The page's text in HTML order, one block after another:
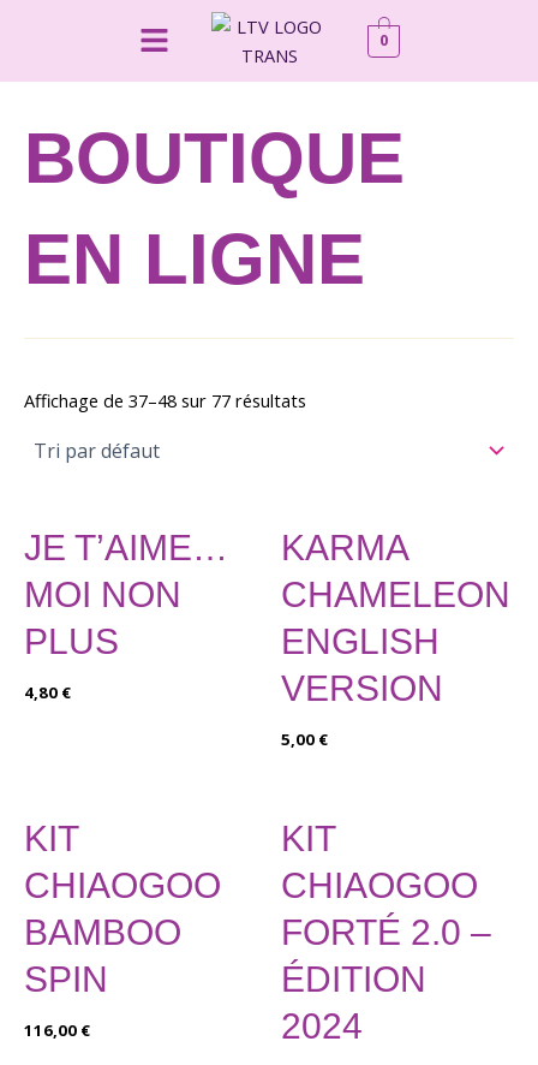
Menu 0
BOUTIQUE
EN LIGNE
Affichage de 37–48 sur 77 résultats
JE T’AIME…
MOI NON
PLUS
4,80 €
KARMA
CHAMELEON
ENGLISH
VERSION
5,00 €
KIT
CHIAOGOO
BAMBOO
SPIN
116,00 €
KIT
CHIAOGOO
FORTÉ 2.0 –
ÉDITION
2024